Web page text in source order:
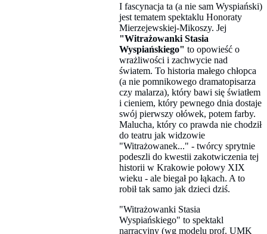
I fascynacja ta (a nie sam Wyspiański)
jest tematem spektaklu Honoraty
Mierzejewskiej-Mikoszy. Jej
"Witrażowanki Stasia
Wyspiańskiego" to opowieść o
wrażliwości i zachwycie nad
światem. To historia małego chłopca
(a nie pomnikowego dramatopisarza
czy malarza), który bawi się światłem
i cieniem, który pewnego dnia dostaje
swój pierwszy ołówek, potem farby.
Malucha, który co prawda nie chodził
do teatru jak widzowie
"Witrażowanek..." - twórcy sprytnie
podeszli do kwestii zakotwiczenia tej
historii w Krakowie połowy XIX
wieku - ale biegał po łąkach. A to
robił tak samo jak dzieci dziś.
"Witrażowanki Stasia
Wyspiańskiego" to spektakl
narracyjny (wg modelu prof. UMK